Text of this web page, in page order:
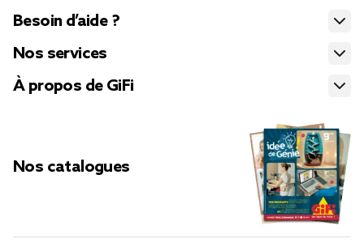
Besoin d’aide ?
Nos services
À propos de GiFi
Nos catalogues